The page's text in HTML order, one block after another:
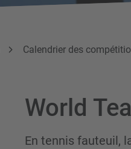
Calendrier des
World
En tennis fauteuil,